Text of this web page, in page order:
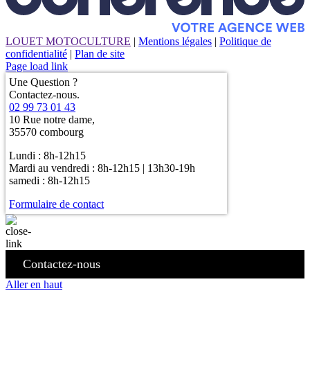
LOUET MOTOCULTURE | Mentions légales | Politique de
confidentialité | Plan de site
Page load link
Une Question ?
Contactez-nous.
02 99 73 01 43
10 Rue notre dame,
35570 combourg
Lundi : 8h-12h15
Mardi au vendredi : 8h-12h15 | 13h30-19h
samedi : 8h-12h15
Formulaire de contact
Contactez-nous
Aller en haut